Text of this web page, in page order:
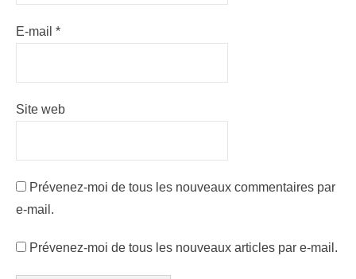
E-mail *
Site web
Prévenez-moi de tous les nouveaux commentaires par
e-mail.
Prévenez-moi de tous les nouveaux articles par e-mail.